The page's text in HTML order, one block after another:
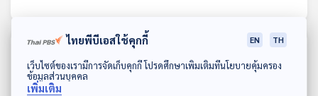
ดาวน์โหลด Thai PBS Podcast Application
ตอนที่เกี่ยวข้อง
ไทยพีบีเอสใช้คุกกี้ EN TH
เว็บไซต์ของเรามีการจัดเก็บคุกกี้ โปรดศึกษาเพิ่มเติมที่นโยบายคุ้มครอง
ข้อมูลส่วนบุคคล
เพิ่มเติม